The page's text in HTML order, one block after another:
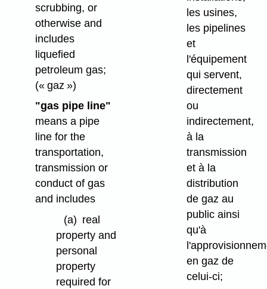
scrubbing, or
otherwise and
includes
liquefied
petroleum gas;
(« gaz »)
"gas pipe line"
means a pipe
line for the
transportation,
transmission or
conduct of gas
and includes
(a) real
property and
personal
property
required for
les usines,
les pipelines
et
l'équipement
qui servent,
directement
ou
indirectement,
à la
transmission
et à la
distribution
de gaz au
public ainsi
qu'à
en gaz de
celui-ci;